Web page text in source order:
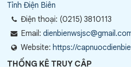
Tỉnh Điện Biên
Điện thoại: (0215) 3810113
Email:
Website: https://
THỐNG KÊ TRUY CẬP